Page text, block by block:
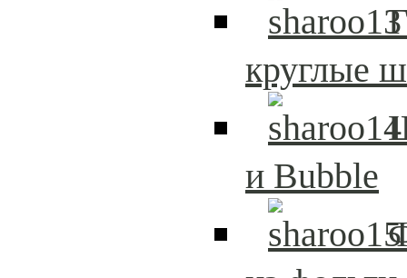
круглые
и Bubble